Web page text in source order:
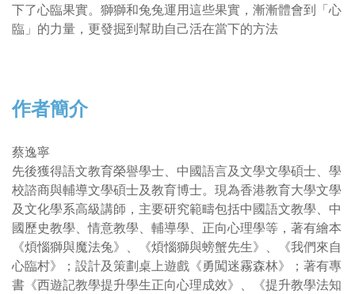
下了心臨果實。獅獅和兔兔運用這些果實，漸漸體會到「心
臨」的力量，更發掘到幫助自己活在當下的方法
作者簡介
蔡逸寧
先後獲得語文教育榮譽學士、中國語言及文學文學碩士、學
校諮商與輔導文學碩士及教育博士。現為香港教育大學文學
及文化學系高級講師，主要研究範疇包括中國語文教學、中
國歷史教學、情意教學、輔導學、正向心理學等，著有繪本
《煩惱獅與魔法兔》、《煩惱獅與螃蟹先生》、《我們來自
心臨村》；設計及策劃桌上遊戲《勇闖迷霧森林》；著有專
書《西遊記教學提升學生正向心理成效》、《提升教學法知